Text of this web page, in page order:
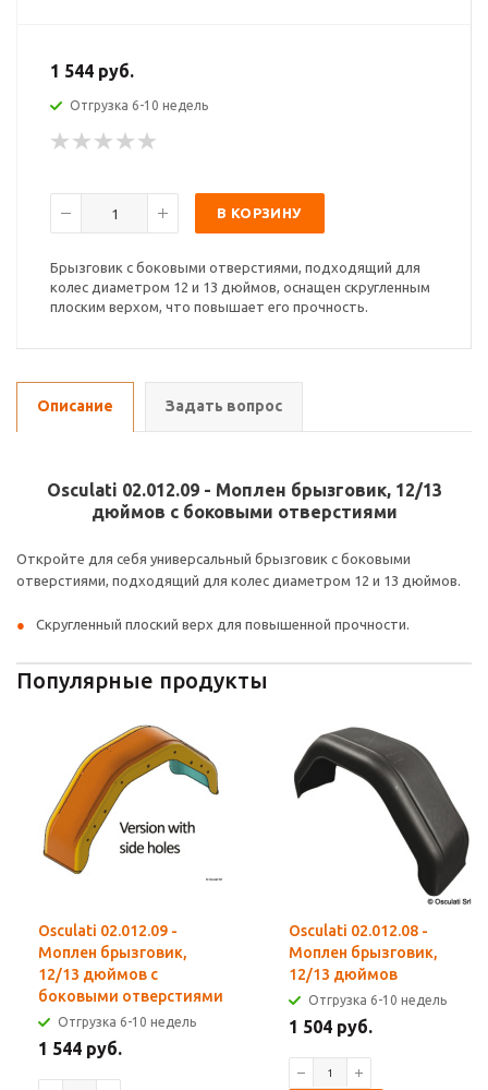
1 544 руб.
Отгрузка 6-10 недель
В КОРЗИНУ
Брызговик с боковыми отверстиями, подходящий для
колес диаметром 12 и 13 дюймов, оснащен скругленным
плоским верхом, что повышает его прочность.
Описание Задать вопрос
Osculati 02.012.09 - Моплен брызговик, 12/13
дюймов с боковыми отверстиями
Откройте для себя универсальный брызговик с боковыми
отверстиями, подходящий для колес диаметром 12 и 13 дюймов.
Скругленный плоский верх для повышенной прочности.
Популярные продукты
Osculati 02.012.09 -
Моплен брызговик,
12/13 дюймов с
боковыми отверстиями
Отгрузка 6-10 недель
1 544 руб.
Osculati 02.012.08 -
Моплен брызговик,
12/13 дюймов
Отгрузка 6-10 недель
1 504 руб.